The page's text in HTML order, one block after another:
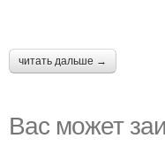
читать дальше →
Вас может